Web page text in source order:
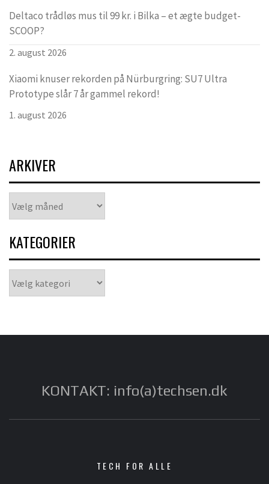
Deltaco trådløs mus til 99 kr. i Bilka – et ægte budget-
SCOOP?
2. august 2026
Xiaomi knuser rekorden på Nürburgring: SU7 Ultra
Prototype slår 7 år gammel rekord!
1. august 2026
ARKIVER
KATEGORIER
KONTAKT: info(a)techsen.dk
TECH FOR ALLE